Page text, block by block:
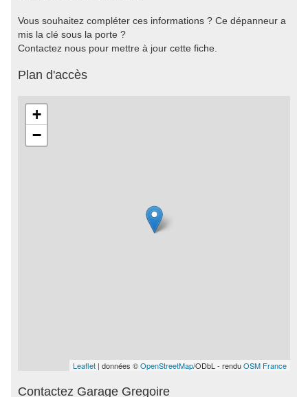
Vous souhaitez compléter ces informations ? Ce dépanneur a
mis la clé sous la porte ?
Contactez nous pour mettre à jour cette fiche.
Plan d'accès
+
−
Leaflet | données ©OpenStreetMap/ODbL - renduOSM France
Contactez Garage Gregoire